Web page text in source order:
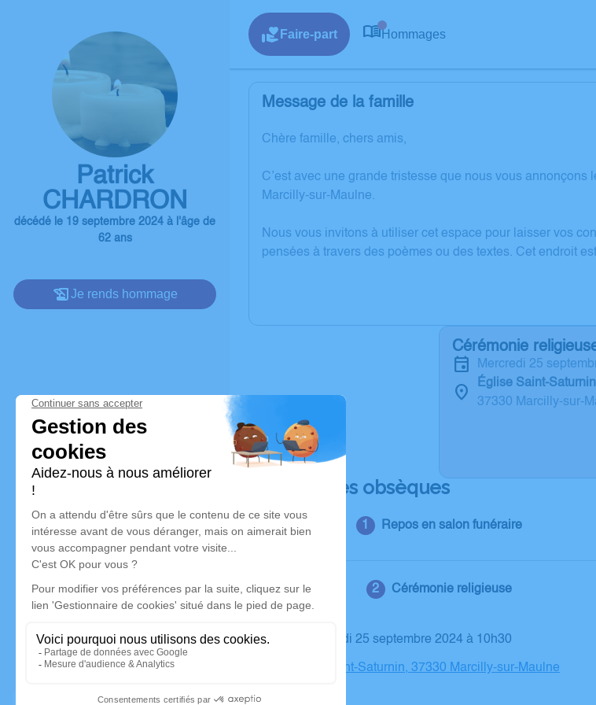
Patrick
CHARDRON
décédé le 19 septembre 2024 à l'âge de
62 ans
Je rends hommage
Faire-part Hommages
Message de la famille
Chère famille, chers amis,
C’est avec une grande tristesse que nous vous
Marcilly-sur-Maulne.
Nous vous invitons à utiliser cet espace pour laisser vos
pensées à travers des poèmes ou des textes. Cet endroit
Cérémonie
mercredi 25
Église Saint-
37330 Marcilly-sur-
Déroulé des obsèques
Repos en salon funéraire
Cérémonie religieuse
Le mercredi 25 septembre 2024 à 10h30
Église Saint-Saturnin, 37330 Marcilly-sur-Maulne